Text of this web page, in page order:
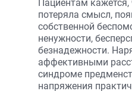
Пациентам кажется,
потеряла смысл,
собственной
ненужности,
безнадежности.
аффективными
синдроме
напряжения